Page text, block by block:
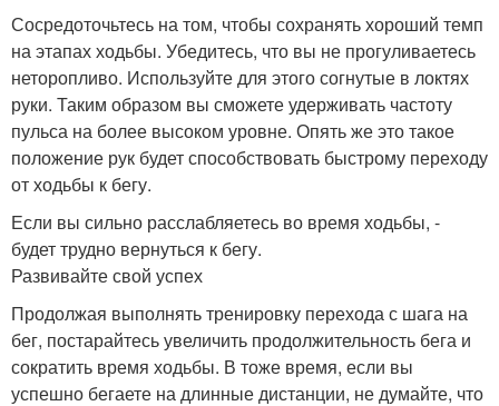
Сосредоточьтесь на том, чтобы сохранять хороший темп
на этапах ходьбы. Убедитесь, что вы не прогуливаетесь
неторопливо. Используйте для этого согнутые в локтях
руки. Таким образом вы сможете удерживать частоту
пульса на более высоком уровне. Опять же это такое
положение рук будет способствовать быстрому переходу
от ходьбы к бегу.
Если вы сильно расслабляетесь во время ходьбы, -
будет трудно вернуться к бегу.
Развивайте свой успех
Продолжая выполнять тренировку перехода с шага на
бег, постарайтесь увеличить продолжительность бега и
сократить время ходьбы. В тоже время, если вы
успешно бегаете на длинные дистанции, не думайте, что